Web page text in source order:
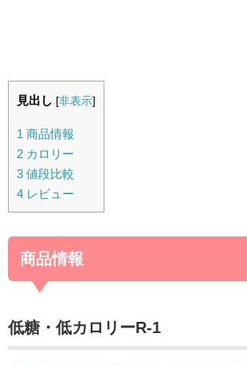
見出し [非表示]
1 商品情報
2 カロリー
3 値段比較
4 レビュー
商品情報
低糖・低カロリーR-1